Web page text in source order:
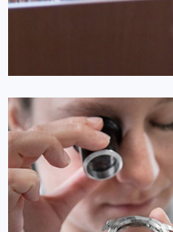
 广州欧米茄维修
安尼塔·阿普里尔
资深欧米茄技师
是欧米茄维修保养中心
(欧米茄保养中心)
的高级技师之一
Tianjin 欧米茄 Maintain center